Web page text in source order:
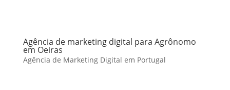
Agência de marketing digital para Agrônomo
em Oeiras
Agência de Marketing Digital em Portugal